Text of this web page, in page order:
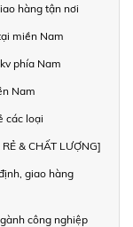
hàng tận nơi
miền Nam
phía Nam
Nam
các loại
& CHẤT LƯỢNG]
giao hàng
công nghiệp